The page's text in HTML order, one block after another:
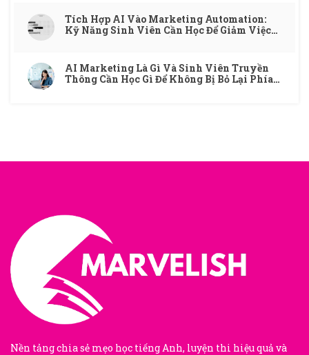
Tích Hợp AI Vào Marketing Automation:
Kỹ Năng Sinh Viên Cần Học Để Giảm Việc
Lặp Và Tăng Hiệu Quả
AI Marketing Là Gì Và Sinh Viên Truyền
Thông Cần Học Gì Để Không Bị Bỏ Lại Phía
Nền tảng chia sẻ mẹo học tiếng Anh, luyện thi hiệu quả và